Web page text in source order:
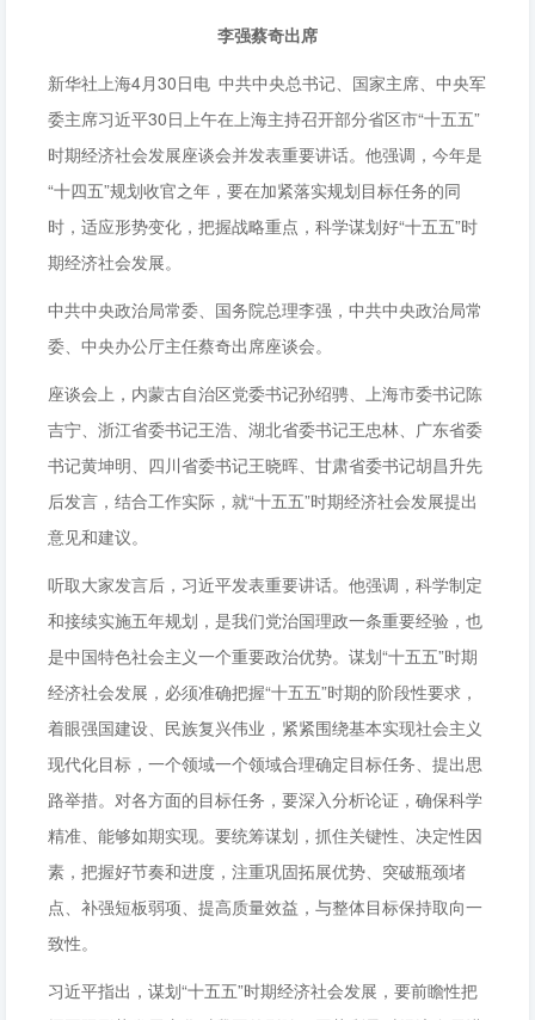
李强蔡奇出席
新华社上海4月30日电 中共中央总书记、国家主席、中央军
委主席习近平30日上午在上海主持召开部分省区市“十五五”
时期经济社会发展座谈会并发表重要讲话。他强调，今年是
“十四五”规划收官之年，要在加紧落实规划目标任务的同
时，适应形势变化，把握战略重点，科学谋划好“十五五”时
期经济社会发展。
中共中央政治局常委、国务院总理李强，中共中央政治局常
委、中央办公厅主任蔡奇出席座谈会。
座谈会上，内蒙古自治区党委书记孙绍骋、上海市委书记陈
吉宁、浙江省委书记王浩、湖北省委书记王忠林、广东省委
书记黄坤明、四川省委书记王晓晖、甘肃省委书记胡昌升先
后发言，结合工作实际，就“十五五”时期经济社会发展提出
意见和建议。
听取大家发言后，习近平发表重要讲话。他强调，科学制定
和接续实施五年规划，是我们党治国理政一条重要经验，也
是中国特色社会主义一个重要政治优势。谋划“十五五”时期
经济社会发展，必须准确把握“十五五”时期的阶段性要求，
着眼强国建设、民族复兴伟业，紧紧围绕基本实现社会主义
现代化目标，一个领域一个领域合理确定目标任务、提出思
路举措。对各方面的目标任务，要深入分析论证，确保科学
精准、能够如期实现。要统筹谋划，抓住关键性、决定性因
素，把握好节奏和进度，注重巩固拓展优势、突破瓶颈堵
点、补强短板弱项、提高质量效益，与整体目标保持取向一
致性。
习近平指出，谋划“十五五”时期经济社会发展，要前瞻性把